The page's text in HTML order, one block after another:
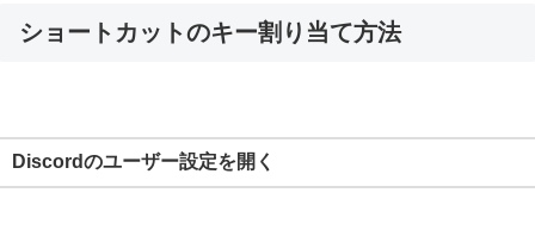
ショートカットのキー割り当て方法
Discordのユーザー設定を開く